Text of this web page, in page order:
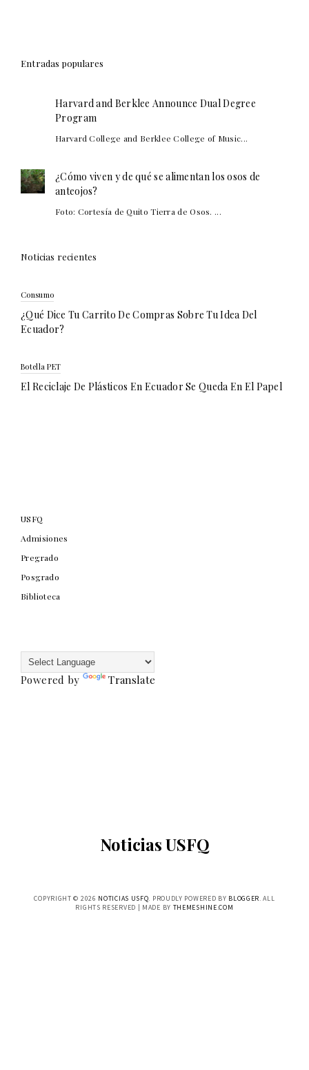
Entradas populares
Harvard and Berklee Announce Dual Degree
Program
Harvard College and Berklee College of Music...
¿Cómo viven y de qué se alimentan los osos de
anteojos?
Foto: Cortesía de Quito Tierra de Osos. ...
Noticias recientes
Consumo
¿Qué Dice Tu Carrito De Compras Sobre Tu Idea Del
Ecuador?
Botella PET
El Reciclaje De Plásticos En Ecuador Se Queda En El Papel
USFQ
Admisiones
Pregrado
Posgrado
Biblioteca
Powered by Translate
Noticias USFQ
COPYRIGHT © 2026 NOTICIAS USFQ. PROUDLY POWERED BY BLOGGER. ALL
RIGHTS RESERVED | MADE BY THEMESHINE.COM